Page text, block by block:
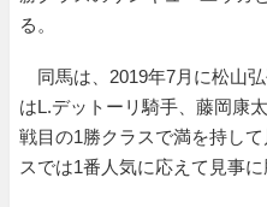
る。
同馬は、2019年7月に松山
はL.デットーリ騎手、藤岡康
戦目の1勝クラスで満を持し
スでは1番人気に応えて見事に